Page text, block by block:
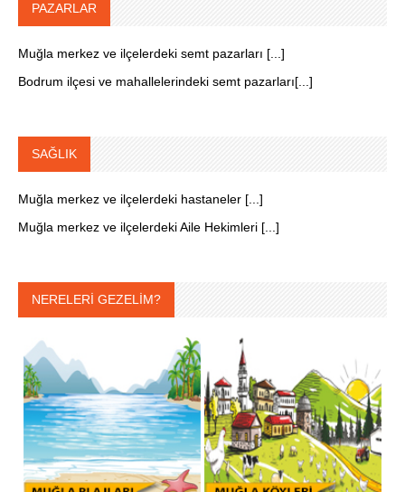
PAZARLAR
Muğla merkez ve ilçelerdeki semt pazarları [...]
Bodrum ilçesi ve mahallelerindeki semt pazarları[...]
SAĞLIK
Muğla merkez ve ilçelerdeki hastaneler [...]
Muğla merkez ve ilçelerdeki Aile Hekimleri [...]
NERELERİ GEZELİM?